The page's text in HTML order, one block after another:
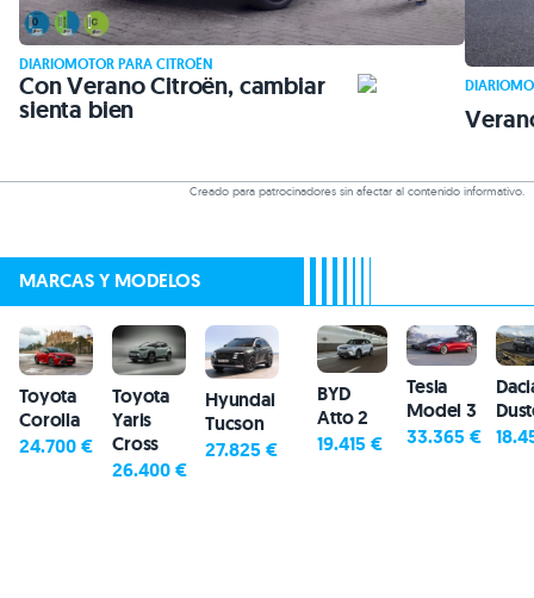
DIARIOMOTOR PARA CITROËN
Con Verano Citroën, cambiar
sienta bien
Creado para patrocinadores sin afectar al contenido informativo.
MARCAS Y MODELOS
Toyota
Corolla
24.700 €
Toyota
Yaris
Cross
26.400 €
Hyundai
Tucson
27.825 €
BYD
Atto 2
19.415 €
Tesla
Model 3
33.365 €